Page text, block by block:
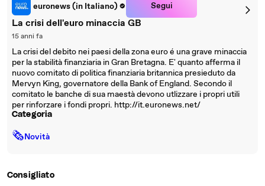
euronews (in Italiano) Segui
La crisi dell'euro minaccia GB
15 anni fa
La crisi del debito nei paesi della zona euro é una grave minaccia
per la stabilità finanziaria in Gran Bretagna. E' quanto afferma il
nuovo comitato di politica finanziaria britannica presieduto da
Mervyn King, governatore della Bank of England. Secondo il
comitato le banche di sua maestà devono utlizzare i propri utili
per rinforzare i fondi propri. http://it.euronews.net/
Categoria
🗞Novità
Consigliato